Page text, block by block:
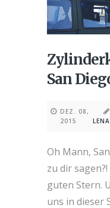
San
DEZ. 08,
2015
Oh Mann,
zu dir
guten Stern.
uns in dieser